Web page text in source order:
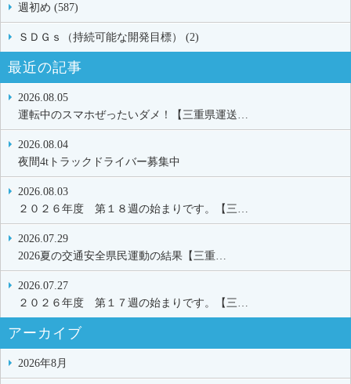
週初め (587)
ＳＤＧｓ（持続可能な開発目標） (2)
最近の記事
2026.08.05
運転中のスマホぜったいダメ！【三重県運送…
2026.08.04
夜間4tトラックドライバー募集中
2026.08.03
２０２６年度 第１８週の始まりです。【三…
2026.07.29
2026夏の交通安全県民運動の結果【三重…
2026.07.27
２０２６年度 第１７週の始まりです。【三…
アーカイブ
2026年8月